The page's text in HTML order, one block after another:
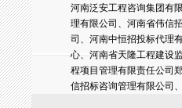
河南泛安工程咨询集团有
理有限公司、河南省伟信
司、河南中恒招投标代理
心、河南省天隆工程建设
程项目管理有限责任公司
信招标咨询管理有限公司